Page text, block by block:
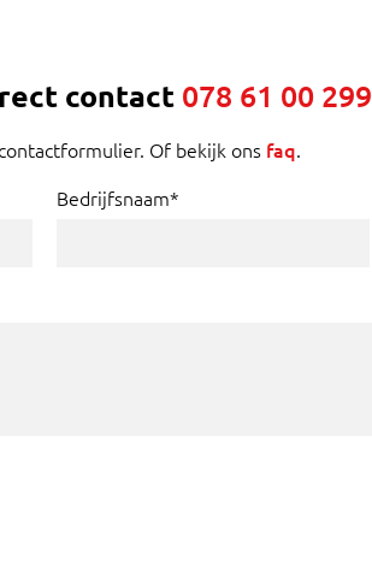
contact 078 61 00 299
Of bekijk ons faq.
Bedrijfsnaam*